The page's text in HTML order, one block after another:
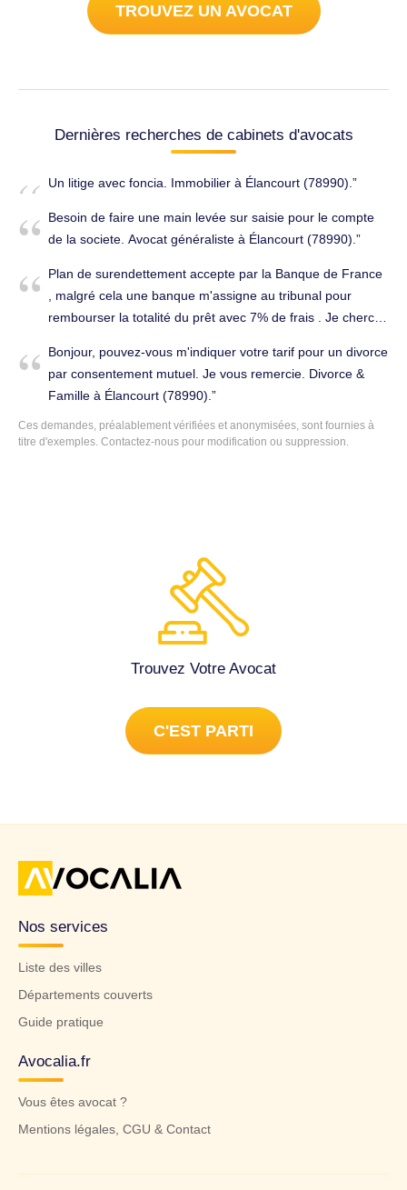
TROUVEZ UN AVOCAT
Dernières recherches de cabinets d'avocats
Un litige avec foncia. Immobilier à Élancourt (78990).
Besoin de faire une main levée sur saisie pour le compte
de la societe. Avocat généraliste à Élancourt (78990).
Plan de surendettement accepte par la Banque de France
, malgré cela une banque m'assigne au tribunal pour
rembourser la totalité du prêt avec 7% de frais . Je cherche
Elancourt (78990).
Bonjour, pouvez-vous m'indiquer votre tarif pour un divorce
par consentement mutuel. Je vous remercie. Divorce &
Famille à Élancourt (78990).
Ces demandes, préalablement vérifiées et anonymisées, sont fournies à
titre d'exemples. Contactez-nous pour modification ou suppression.
Trouvez Votre Avocat
C'EST PARTI
Nos services
Liste des villes
Départements couverts
Guide pratique
Avocalia.fr
Vous êtes avocat ?
Mentions légales, CGU & Contact